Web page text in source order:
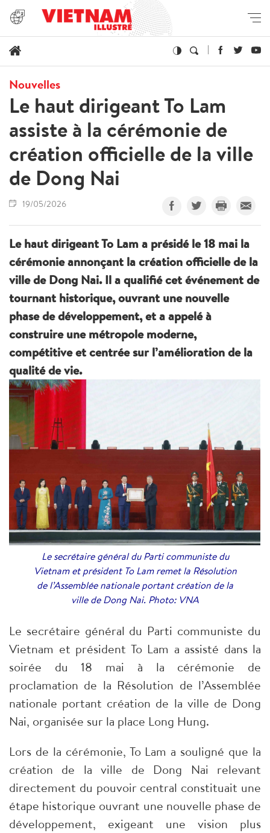
Nouvelles
Le haut dirigeant To Lam
assiste à la cérémonie de
création officielle de la ville
de Dong Nai
19/05/2026
Le haut dirigeant To Lam a présidé le 18 mai la
cérémonie annonçant la création officielle de la
ville de Dong Nai. Il a qualifié cet événement de
tournant historique, ouvrant une nouvelle
phase de développement, et a appelé à
construire une métropole moderne,
compétitive et centrée sur l’amélioration de la
qualité de vie.
Le secrétaire général du Parti communiste du
Vietnam et président To Lam remet la Résolution
de l’Assemblée nationale portant création de la
ville de Dong Nai. Photo: VNA
Le secrétaire général du Parti communiste du
Vietnam et président To Lam a assisté dans la
soirée du 18 mai à la cérémonie de
proclamation de la Résolution de l’Assemblée
nationale portant création de la ville de Dong
Nai, organisée sur la place Long Hung.
Lors de la cérémonie, To Lam a souligné que la
création de la ville de Dong Nai relevant
directement du pouvoir central constituait une
étape historique ouvrant une nouvelle phase de
développement, exigeant une vision plus